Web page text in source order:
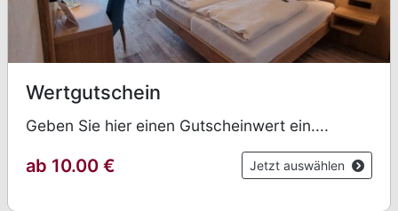
Wertgutschein
Geben Sie hier einen Gutscheinwert ein....
ab 10.00 € Jetzt auswählen